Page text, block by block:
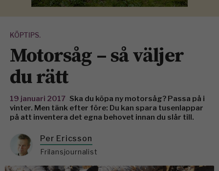
KÖPTIPS.
Motorsåg – så väljer
du rätt
19 januari 2017 Ska du köpa ny motorsåg? Passa på i
vinter. Men tänk efter före: Du kan spara tusenlappar
på att inventera det egna behovet innan du slår till.
Per Ericsson
Frilansjournalist